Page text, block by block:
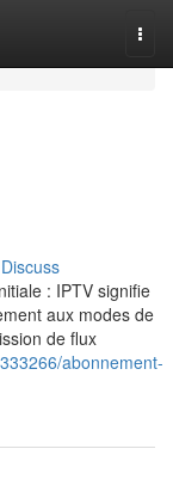
Discuss
: IPTV signifie
aux modes de
de flux
abonnement-